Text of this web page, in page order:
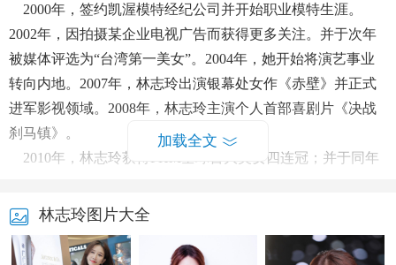
2000年，签约凯渥模特经纪公司并开始职业模特生涯。
2002年，因拍摄某企业电视广告而获得更多关注。并于次年
被媒体评选为“台湾第一美女”。2004年，她开始将演艺事业
转向内地。2007年，林志玲出演银幕处女作《赤壁》并正式
进军影视领域。2008年，林志玲主演个人首部喜剧片《决战
刹马镇》。
2010年，林志玲获得FHM全球百大美女四连冠；并于同年
额度》中首次一人分饰两角。2014年，林志玲主演了剧情片
《北京·纽约》。2015年，林志玲开始参加真人秀节目《花样
姐姐》。2019年6月6日，林志玲宣布与日本艺人 AKIRA结
加载全文
林志玲图片大全